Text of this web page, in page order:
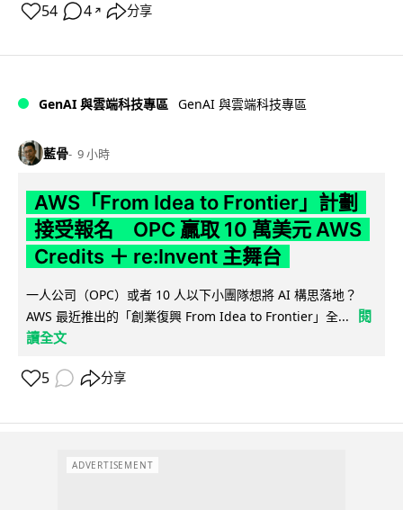
54 4 ↗ 分享
GenAI 與雲端科技專區 GenAI 與雲端科技專區
藍骨 9 小時
AWS「From Idea to Frontier」計劃
接受報名 OPC 贏取 10 萬美元 AWS
Credits ＋ re:Invent 主舞台
一人公司（OPC）或者 10 人以下小團隊想將 AI 構思落地？
AWS 最近推出的「創業復興 From Idea to Frontier」全...
閱
讀全文
5 分享
ADVERTISEMENT